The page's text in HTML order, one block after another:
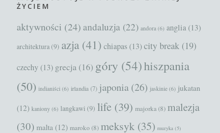
ŻYCIEM
aktywności (24) andaluzja (22) andora (6) anglia (13)
architektura(9) azja (41) chiapas (13) city break (19)
czechy (13) grecja (16) góry (54)hiszpania
(50) indianiści (6) irlandia (7) japonia (26) jaskinie (6) jukatan
(12) kaniony (6) langkawi (9) life (39) majorka(8) malezja
(30) malta (12) maroko (8) meksyk (35) muzyka (5)